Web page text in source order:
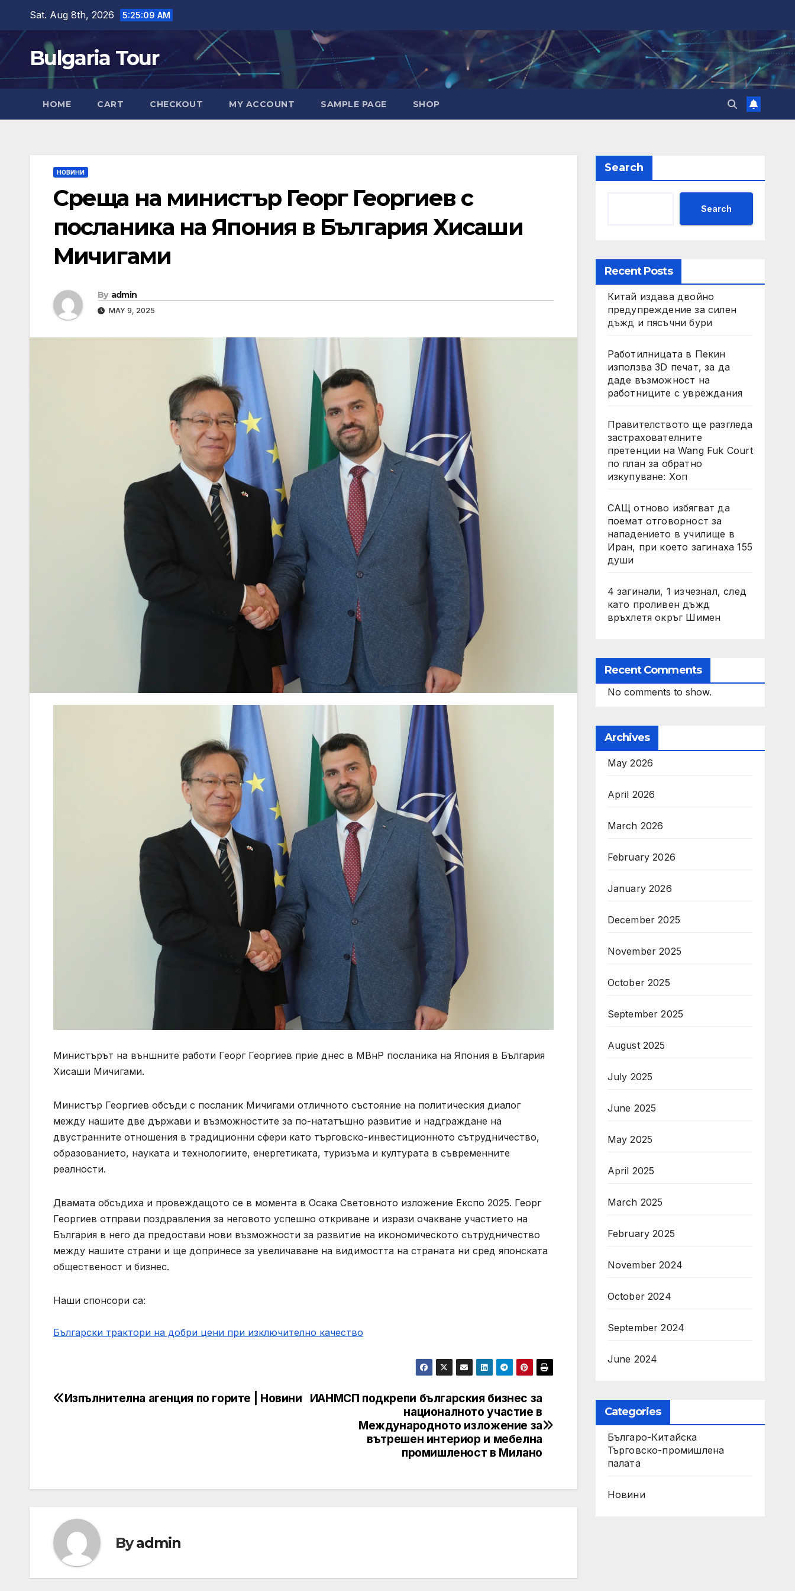
content
Sat. Aug 8th, 2026 5:25:10 AM
Bulgaria Tour
HOME CART CHECKOUT MY ACCOUNT SAMPLE PAGE SHOP
НОВИНИ
Среща на министър Георг Георгиев с
посланика на Япония в България Хисаши
Мичигами
By admin
MAY 9, 2025
Министърът на външните работи Георг Георгиев прие днес в МВнР посланика на Япония в България
Хисаши Мичигами.
Министър Георгиев обсъди с посланик Мичигами отличното състояние на политическия диалог
между нашите две държави и възможностите за по-нататъшно развитие и надграждане на
двустранните отношения в традиционни сфери като търговско-инвестиционното сътрудничество,
образованието, науката и технологиите, енергетиката, туризъма и културата в съвременните
реалности.
Двамата обсъдиха и провеждащото се в момента в Осака Световното изложение Експо 2025. Георг
Георгиев отправи поздравления за неговото успешно откриване и изрази очакване участието на
България в него да предостави нови възможности за развитие на икономическото сътрудничество
между нашите страни и ще допринесе за увеличаване на видимостта на страната ни сред японската
общественост и бизнес.
Наши спонсори са:
Български трактори на добри цени при изключително качество
Post
ИАНМСП подкрепи българския бизнес за
националното участие в
Международното изложение за
вътрешен интериор и мебелна
промишленост в Милано
Изпълнителна агенция по горите | Новини
Byadmin
Search
Search
Recent Posts
Китай издава двойно
предупреждение за силен
дъжд и пясъчни бури
Работилницата в Пекин
използва 3D печат, за да
даде възможност на
работниците с увреждания
Правителството ще разгледа
застрахователните
претенции на Wang Fuk Court
по план за обратно
изкупуване: Хоп
САЩ отново избягват да
поемат отговорност за
нападението в училище в
Иран, при което загинаха 155
души
4 загинали, 1 изчезнал, след
като проливен дъжд
връхлетя окръг Шимен
Recent Comments
No comments to show.
Archives
May 2026
April 2026
March 2026
February 2026
January 2026
December 2025
November 2025
October 2025
September 2025
August 2025
July 2025
June 2025
May 2025
April 2025
March 2025
February 2025
November 2024
October 2024
September 2024
June 2024
Categories
Българо-Китайска
Търговско-промишлена
палaта
Новини